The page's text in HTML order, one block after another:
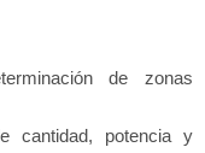
de zonas
cantidad, potencia y